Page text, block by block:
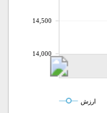
14,000
14,500
ارزش